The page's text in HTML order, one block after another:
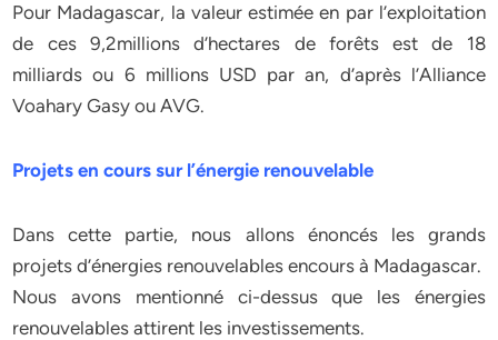
Pour Madagascar, la valeur estimée en par l’exploitation
de ces 9,2millions d’hectares de forêts est de 18
milliards ou 6 millions USD par an, d’après l’Alliance
Voahary Gasy ou AVG.
Projets en cours sur l’énergie renouvelable
Dans cette partie, nous allons énoncés les grands
projets d’énergies renouvelables encours à Madagascar.
Nous avons mentionné ci-dessus que les énergies
renouvelables attirent les investissements.